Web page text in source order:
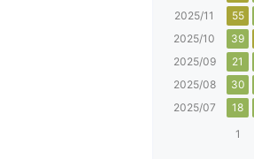
2025/11
55
2025/10
39
2025/09
21
2025/08
30
2025/07
18
1